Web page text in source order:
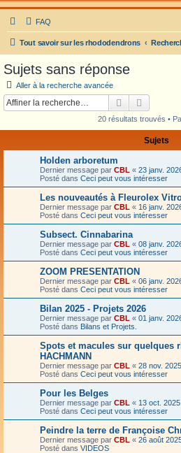
FAQ
Tout savoir sur les rhododendrons
Sujets sans réponse
Aller à la recherche avancée
Rechercher
20 résultats trouvés •
Sujets
Holden arboretum
Dernier message par CBL « 23 janv.
Posté dans Ceci peut vous intéresser
Les nouveautés à Fleurolex
Dernier message par CBL « 16 janv.
Posté dans Ceci peut vous intéresser
Subsect. Cinnabarina
Dernier message par CBL « 08 janv.
Posté dans Ceci peut vous intéresser
ZOOM PRESENTATION
Dernier message par CBL « 06 janv.
Posté dans Ceci peut vous intéresser
Bilan 2025 - Projets 2026
Dernier message par CBL « 01 janv.
Posté dans Bilans et Projets.
Spots et macules sur quelques
HACHMANN
Dernier message par CBL « 28 nov.
Posté dans Ceci peut vous intéresser
Pour les Belges
Dernier message par CBL « 13 oct.
Posté dans Ceci peut vous intéresser
Peindre la terre de Françoise
Dernier message par CBL « 26 août
Posté dans VIDEOS